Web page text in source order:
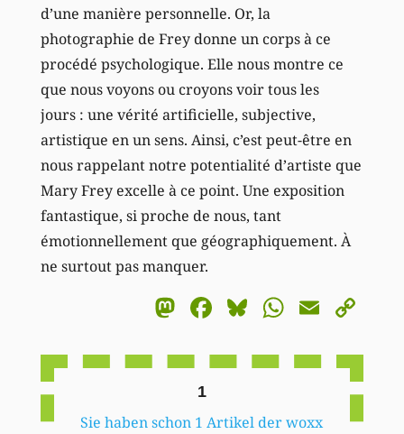
d’une manière personnelle. Or, la
photographie de Frey donne un corps à ce
procédé psychologique. Elle nous montre ce
que nous voyons ou croyons voir tous les
jours : une vérité artificielle, subjective,
artistique en un sens. Ainsi, c’est peut-être en
nous rappelant notre potentialité d’artiste que
Mary Frey excelle à ce point. Une exposition
fantastique, si proche de nous, tant
émotionnellement que géographiquement. À
ne surtout pas manquer.
Mastodon
Facebook
BlueskyEmail
1
Sie haben schon 1 Artikel der woxx